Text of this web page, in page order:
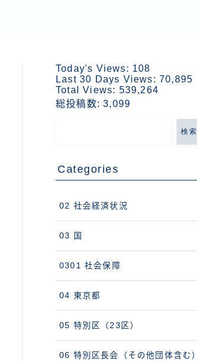
Today's Views: 108
Last 30 Days Views: 70,895
Total Views: 539,264
総投稿数:3,099
検索
Categories
02 社会経済状況
03 国
0301 社会保障
04 東京都
05 特別区（23区）
06 特別区長会（その他団体含む）